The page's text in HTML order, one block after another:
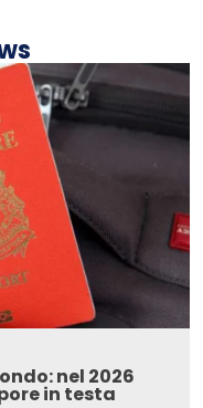
nel 2026
in testa